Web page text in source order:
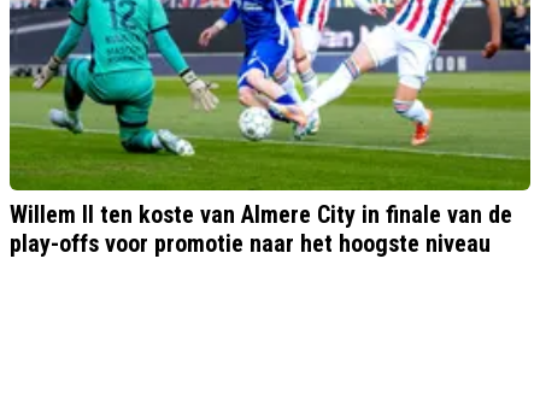
Willem II ten koste van Almere City in finale van de
play-offs voor promotie naar het hoogste niveau